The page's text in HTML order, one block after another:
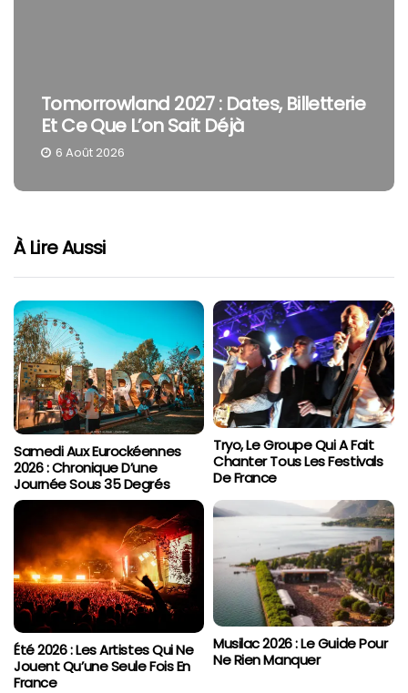
The Cure En Festival : Pourquoi Robert
Smith Reste Une Tête D’affiche À Part
4 Août 2026
À Lire Aussi
Samedi Aux Eurockéennes
2026 : Chronique D’une
Journée Sous 35 Degrés
Tryo, Le Groupe Qui A Fait
Chanter Tous Les Festivals
De France
Été 2026 : Les Artistes Qui Ne
Jouent Qu’une Seule Fois En
France
Musilac 2026 : Le Guide Pour
Ne Rien Manquer